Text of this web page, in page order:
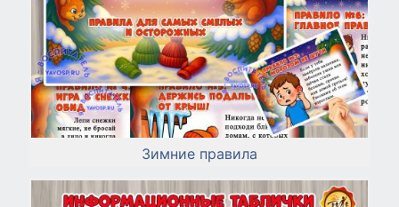
Зимние правила